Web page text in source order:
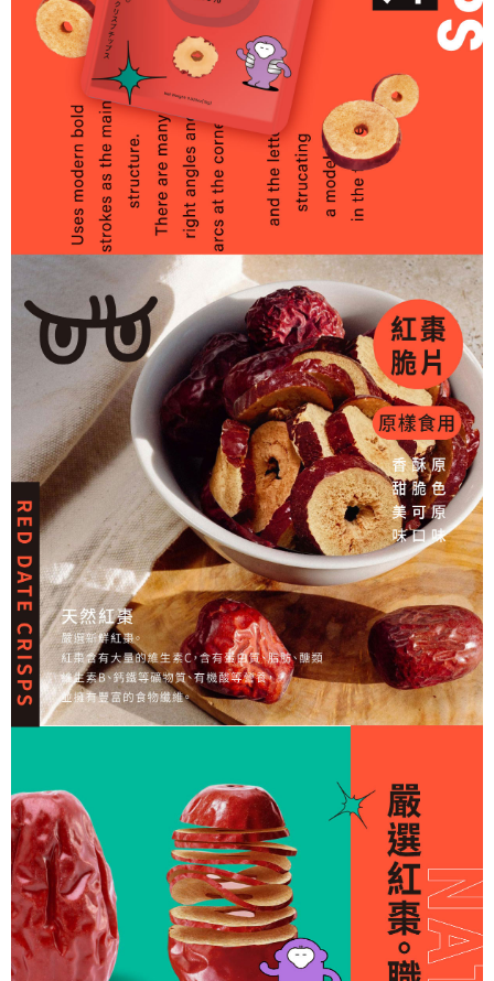
每筆NT$150，滿NT$2,000(含以上)免運費
順豐速運(港澳限定) 查看運費